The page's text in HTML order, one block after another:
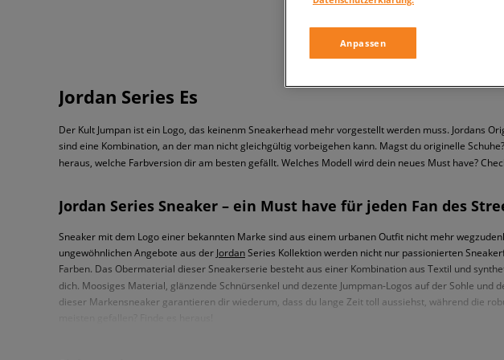
Jordan Series Es
Der Kult Jumpan ist ein Logo, das keinenm Sneakerhead mehr vorgestellt werden muss. Jordans
sind eine Kombination, an der man nicht gleichgültig vorbeigehen kann. Magst du originelle
heraus, welche Farbversion dir am besten gefällt. Welches Modell wird dein neues Must have?
Jordan Series Sneaker – ein Must have für jeden Fan des
Sneaker mit dem Logo einer bekannten Marke sind aus einem urbanen Outfit nicht mehr
ungewöhnlichen Angebote aus der JordanSeries Kollektion werden nicht nur passionierten
Farben. Das Obermaterial dieser Sneakerserie besteht aus einer Kombination aus Textil und
dich. Moosiges Material, glänzende Schnürsenkel und dezente Jumpman-Logos auf der Sohle
dieser Markensneaker garantieren dir wiederum, dass du lange Zeit toll aussiehst, während die
Anpassen